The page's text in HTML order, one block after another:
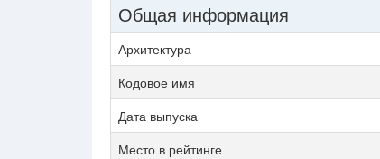
Общая информация
Архитектура
Кодовое имя
Дата выпуска
Место в рейтинге